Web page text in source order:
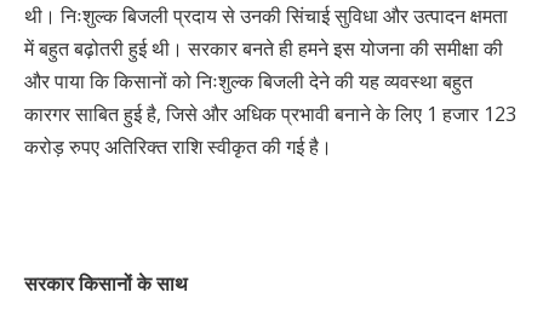
थी। निःशुल्क बिजली प्रदाय से उनकी सिंचाई सुविधा और उत्पादन क्षमता
में बहुत बढ़ोतरी हुई थी। सरकार बनते ही हमने इस योजना की समीक्षा की
और पाया कि किसानों को निःशुल्क बिजली देने की यह व्यवस्था बहुत
कारगर साबित हुई है, जिसे और अधिक प्रभावी बनाने के लिए 1 हजार 123
करोड़ रुपए अतिरिक्त राशि स्वीकृत की गई है।
सरकार किसानों के साथ